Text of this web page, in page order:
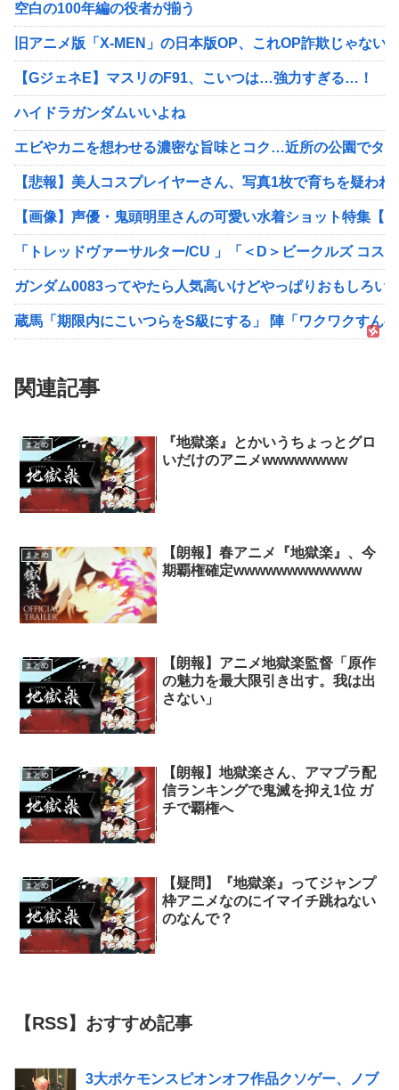
空白の100年編の役者が揃う
旧アニメ版「X-MEN」の日本版OP、これOP詐欺じゃない
【GジェネE】マスリのF91、こいつは…強力すぎる…！
ハイドラガンダムいいよね
エビやカニを想わせる濃密な旨味とコク…近所の公園でタ
【悲報】美人コスプレイヤーさん、写真1枚で育ちを疑われ
【画像】声優・鬼頭明里さんの可愛い水着ショット特集【
「トレッドヴァーサルター/CU 」「＜D＞ビークルズ コス
ガンダム0083ってやたら人気高いけどやっぱりおもしろい
蔵馬「期限内にこいつらをS級にする」 陣「ワクワクすん
関連記事
まとめ
『地獄楽』とかいうちょっとグロ
いだけのアニメwwwwwwww
まとめ
【朗報】春アニメ『地獄楽』、今
期覇権確定wwwwwwwwwwww
まとめ
【朗報】アニメ地獄楽監督「原作
の魅力を最大限引き出す。我は出
さない」
まとめ
【朗報】地獄楽さん、アマプラ配
信ランキングで鬼滅を抑え1位 ガ
チで覇権へ
まとめ
【疑問】『地獄楽』ってジャンプ
枠アニメなのにイマイチ跳ねない
のなんで？
【RSS】おすすめ記事
3大ポケモンスピオンオフ作品クソゲー、ノブ